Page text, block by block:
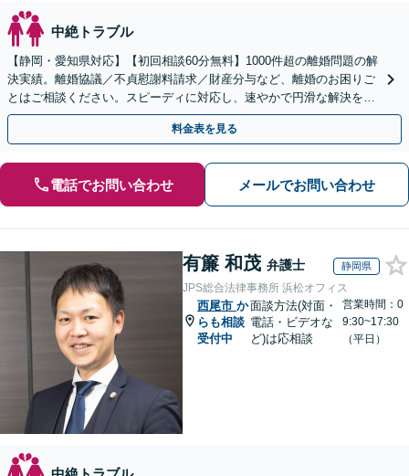
中絶トラブル
【静岡・愛知県対応】【初回相談60分無料】1000件超の離婚問題の解
決実績。離婚協議／不貞慰謝料請求／財産分与など、離婚のお困りご
とはご相談ください。スピーディに対応し、速やかで円滑な解決を目
指します【女性弁護士・男性弁護士どちらも所属】
料金表を見る
電話でお問い合わせ メールでお問い合わせ
有簾 和茂 弁護士 静岡県
JPS総合法律事務所 浜松オフィス
西尾市 か
らも相談
受付中
面談方法(対面・
電話・ビデオな
ど)は応相談
営業時間：0
9:30~17:30
（平日）